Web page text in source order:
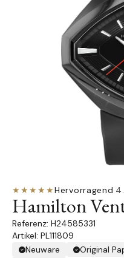
★★★★★Hervorragend·
Hamilton
H24585331
Artikel: PL111809
Neuware
Original